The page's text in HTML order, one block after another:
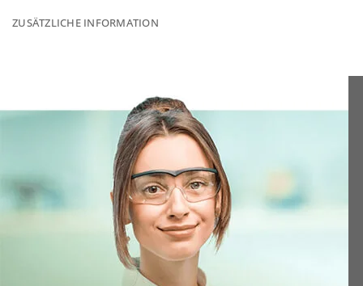
ZUSÄTZLICHE INFORMATION